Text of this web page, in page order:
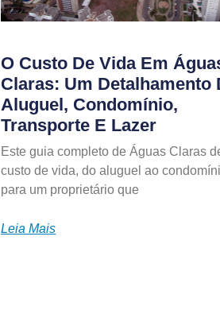
O Custo De Vida Em
Claras: Um Detalhamento
Aluguel, Condomínio,
Transporte E Lazer
Este guia completo de Águas Claras
custo de vida, do aluguel ao
para um proprietário que
Leia Mais